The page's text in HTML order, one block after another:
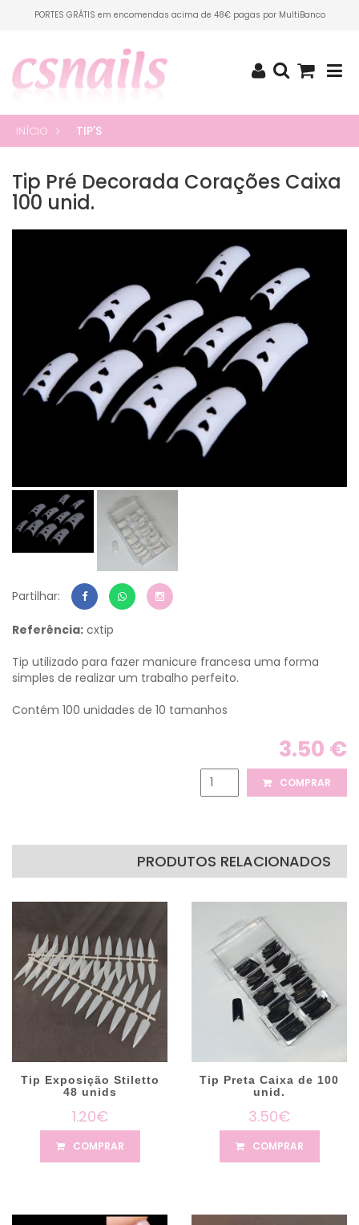
PORTES GRÁTIS em encomendas acima de 48€ pagas por MultiBanco
INÍCIO TIP'S
Tip Pré Decorada Corações Caixa
100 unid.
Partilhar:
Referência: cxtip
Tip utilizado para fazer manicure francesa uma forma
simples de realizar um trabalho perfeito.
Contém 100 unidades de 10 tamanhos
3.50 €
COMPRAR
PRODUTOS RELACIONADOS
Tip Exposição Stiletto
48 unids
1.20€
COMPRAR
Tip Preta Caixa de 100
unid.
3.50€
COMPRAR